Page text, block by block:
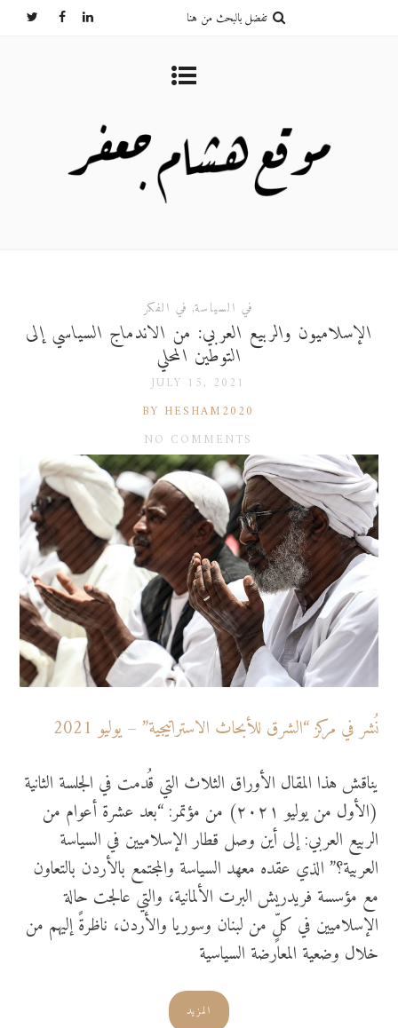
في السياسة, في الفكر
الإسلاميون والربيع العربي: من الاندماج السياسي إلى
التوطين المحلي
JULY 15, 2021
BY HESHAM2020
NO COMMENTS
نُشر في مركز “الشرق للأبحاث الاستراتيجية” – يوليو 2021
يناقش هذا المقال الأوراق الثلاث التي قُدمت في الجلسة الثانية
(الأول من يوليو ٢٠٢١) من مؤتمر: “بعد عشرة أعوام من
الربيع العربي: إلى أين وصل قطار الإسلاميين في السياسة
العربية؟” الذي عقده معهد السياسة والمجتمع بالأردن بالتعاون
مع مؤسسة فريدريش البرت الألمانية، والتي عالجت حالة
الإسلاميين في كلٍّ من لبنان وسوريا والأردن، ناظرةً إليهم من
خلال وضعية المعارضة السياسية
المزيد